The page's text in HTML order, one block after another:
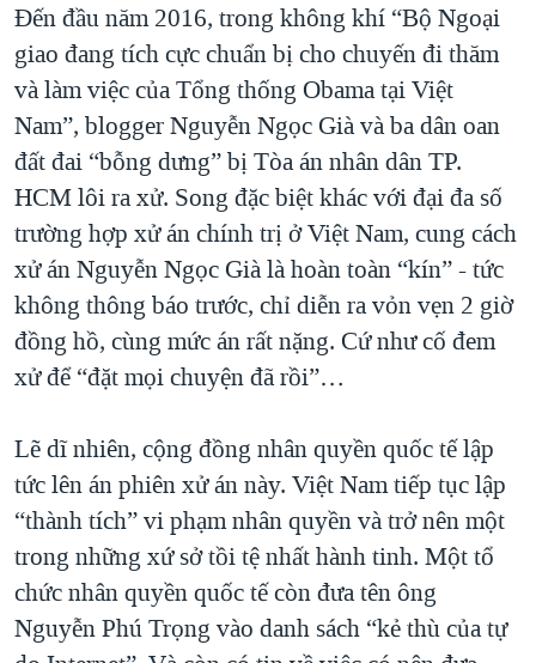
Đến đầu năm 2016, trong không khí “Bộ Ngoại
giao đang tích cực chuẩn bị cho chuyến đi thăm
và làm việc của Tổng thống Obama tại Việt
Nam”, blogger Nguyễn Ngọc Già và ba dân oan
đất đai “bỗng dưng” bị Tòa án nhân dân TP.
HCM lôi ra xử. Song đặc biệt khác với đại đa số
trường hợp xử án chính trị ở Việt Nam, cung cách
xử án Nguyễn Ngọc Già là hoàn toàn “kín” - tức
không thông báo trước, chỉ diễn ra vỏn vẹn 2 giờ
đồng hồ, cùng mức án rất nặng. Cứ như cố đem
xử để “đặt mọi chuyện đã rồi”…
Lẽ dĩ nhiên, cộng đồng nhân quyền quốc tế lập
tức lên án phiên xử án này. Việt Nam tiếp tục lập
“thành tích” vi phạm nhân quyền và trở nên một
trong những xứ sở tồi tệ nhất hành tinh. Một tổ
chức nhân quyền quốc tế còn đưa tên ông
Nguyễn Phú Trọng vào danh sách “kẻ thù của tự